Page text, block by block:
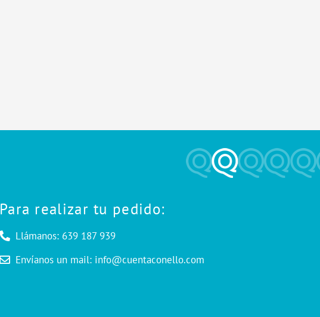
Para realizar tu pedido:
Llámanos: 639 187 939
Envíanos un mail: info@cuentaconello.com